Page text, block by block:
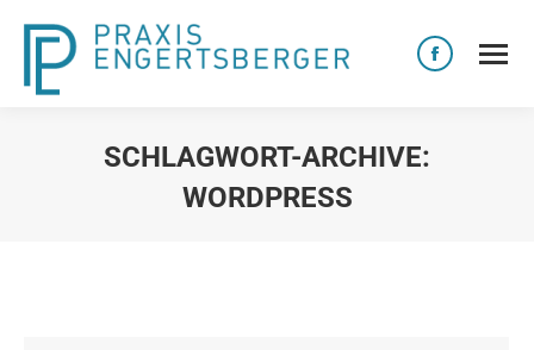
Facebook
SCHLAGWORT-ARCHIVE:
WORDPRESS